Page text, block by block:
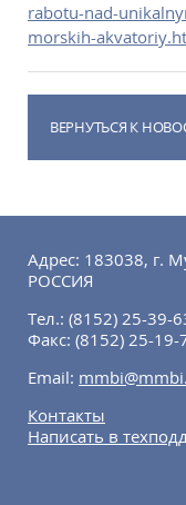
rabotu-nad-
morskih-
ВЕРНУТЬСЯ К
Адрес: 183038, г.
РОССИЯ
Тел.: (8152) 25-39-
Факс: (8152) 25-19-
Email:
Контакты
Написать в